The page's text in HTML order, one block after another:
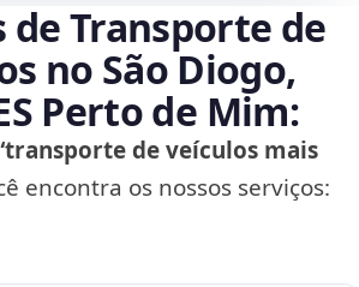
de Transporte de
no São Diogo,
Perto de Mim:
de veículos mais
encontra os nossos serviços: